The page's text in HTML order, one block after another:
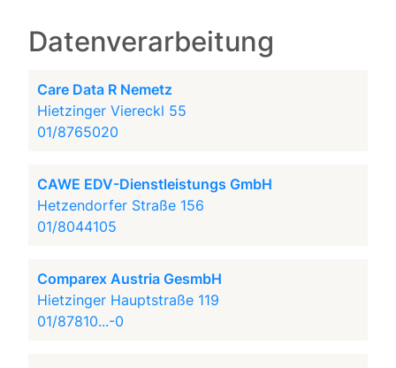
Datenverarbeitung
Care Data R Nemetz
Hietzinger Viereckl 55
01/8765020
CAWE EDV-Dienstleistungs GmbH
Hetzendorfer Straße 156
01/8044105
Comparex Austria GesmbH
Hietzinger Hauptstraße 119
01/87810...-0